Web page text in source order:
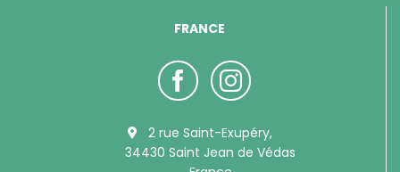
FRANCE
2 rue Saint-Exupéry,
34430 Saint Jean de Védas